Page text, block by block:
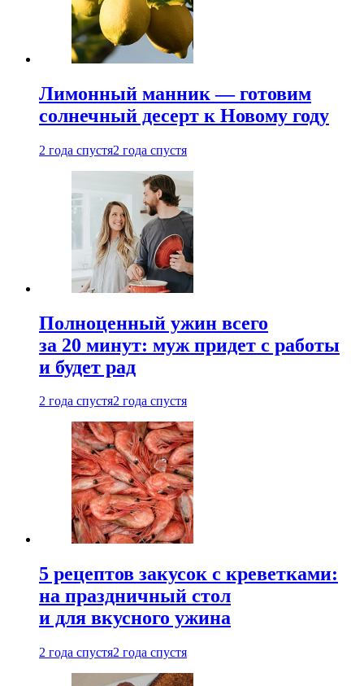
Лимонный манник — готовим
солнечный десерт к Новому году
2 года спустя2 года спустя
Полноценный ужин всего
за 20 минут: муж придет с работы
и будет рад
2 года спустя2 года спустя
5 рецептов закусок с креветками:
на праздничный стол
и для вкусного ужина
2 года спустя2 года спустя